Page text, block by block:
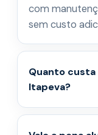
com
sem custo
Quanto custa
Itapeva?